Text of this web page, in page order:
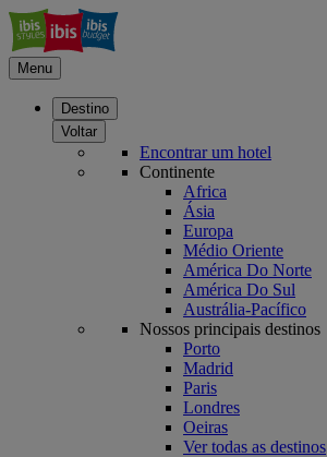
Menu
Destino
Voltar
Encontrar um hotel
Continente
Africa
Ásia
Europa
Médio Oriente
América Do Norte
América Do Sul
Austrália-Pacífico
Nossos principais destinos
Porto
Madrid
Paris
Londres
Oeiras
Ver todas as destinos